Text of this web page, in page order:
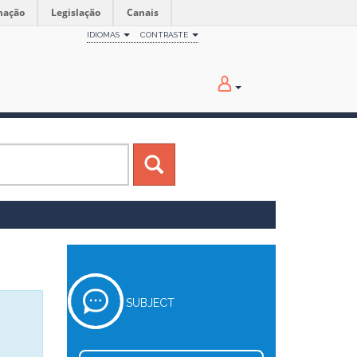
Legislação Canais
IDIOMAS CONTRASTE
SUBJECT